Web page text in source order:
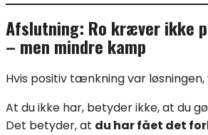
Afslutning: Ro kræver ikke
– men mindre kamp
Hvis positiv tænkning var løsningen,
At du ikke har, betyder ikke, at du
Det betyder, at du har fået det